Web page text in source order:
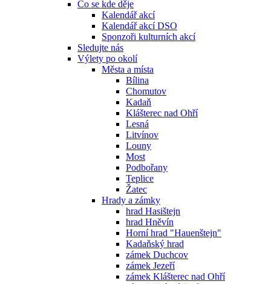
Co se kde děje
Kalendář akcí
Kalendář akcí DSO
Sponzoři kulturních akcí
Sledujte nás
Výlety po okolí
Města a místa
Bílina
Chomutov
Kadaň
Klášterec nad Ohří
Lesná
Litvínov
Louny
Most
Podbořany
Teplice
Žatec
Hrady a zámky
hrad Hasištejn
hrad Hněvín
Horní hrad "Hauenštejn"
Kadaňský hrad
zámek Duchcov
zámek Jezeří
zámek Klášterec nad Ohří